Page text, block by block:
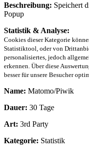
Beschreibung: Speichert
Popup
Statistik & Analyse:
Cookies dieser Kategorie
Statistiktool, oder von
personalisiertes, jedoch
erkennen. Über diese
besser für unsere Besucher
Name: Matomo/Piwik
Dauer: 30 Tage
Art: 3rd Party
Kategorie: Statistik